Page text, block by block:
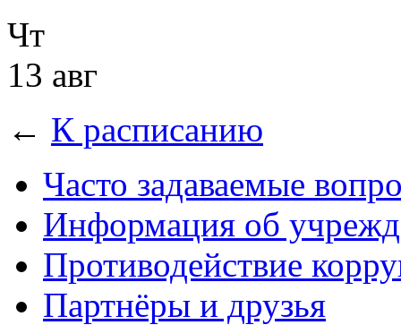
Чт
13 авг
← К расписанию
Часто задаваемые
Информация об
Противодействие
Партнёры и друзья